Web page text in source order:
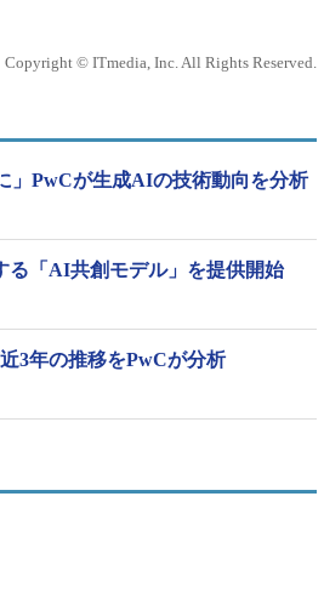
Copyright © ITmedia, Inc. All Rights Reserved.
」PwCが生成AIの技術動向を分析
「AI共創モデル」を提供開始
3年の推移をPwCが分析